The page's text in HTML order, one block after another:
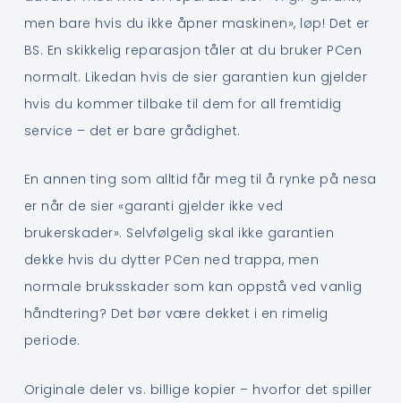
men bare hvis du ikke åpner maskinen», løp! Det er
BS. En skikkelig reparasjon tåler at du bruker PCen
normalt. Likedan hvis de sier garantien kun gjelder
hvis du kommer tilbake til dem for all fremtidig
service – det er bare grådighet.
En annen ting som alltid får meg til å rynke på nesa
er når de sier «garanti gjelder ikke ved
brukerskader». Selvfølgelig skal ikke garantien
dekke hvis du dytter PCen ned trappa, men
normale bruksskader som kan oppstå ved vanlig
håndtering? Det bør være dekket i en rimelig
periode.
Originale deler vs. billige kopier – hvorfor det spiller